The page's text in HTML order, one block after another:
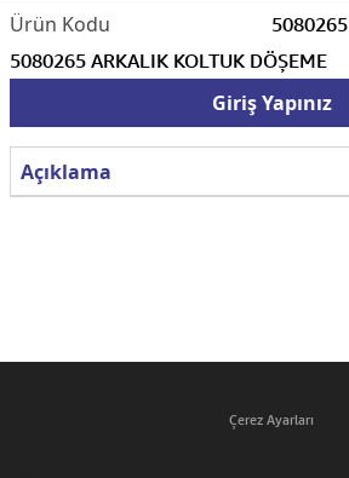
5080265
5080265 ARKALIK KOLTUK DÖŞEME
Giriş Yapınız
Açıklama
Çerez Ayarları